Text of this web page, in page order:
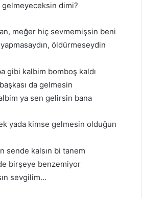
gelmeyeceksin dimi?
meğer hiç sevmemişsin beni
öldürmeseydin
gibi kalbim bomboş kaldı
da gelmesin
ya sen gelirsin bana
yada kimse gelmesin olduğun
sende kalsın bi tanem
birşeye benzemiyor
sevgilim…